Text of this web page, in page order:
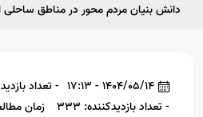
دانش بنیان مردم محور در مناطق ساحلی
1404/05/14 - 17:13
- تعداد بازدید:
- تعداد بازدیدکننده: 333
زمان مطالعه :